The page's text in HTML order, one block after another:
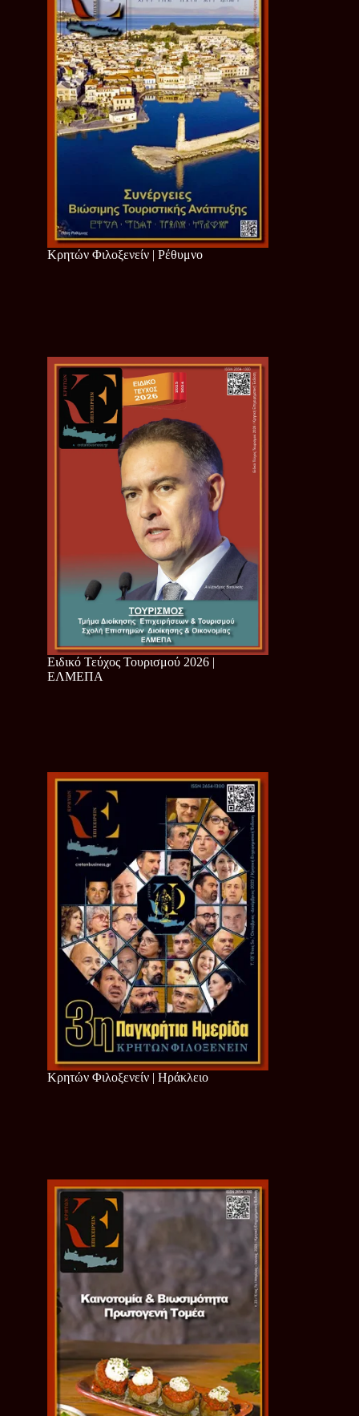
Κρητών Φιλοξενείν | Ρέθυμνο
Ειδικό Τεύχος Τουρισμού 2026 |
ΕΛΜΕΠΑ
Κρητών Φιλοξενείν | Ηράκλειο